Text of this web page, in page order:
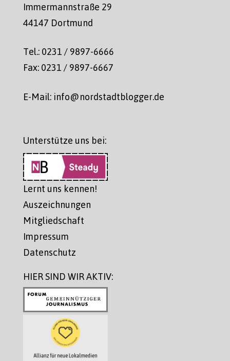
Immermannstraße 29
44147 Dortmund
Tel.: 0231 / 9897-6666
Fax: 0231 / 9897-6667
E-Mail: info@nordstadtblogger.de
Unterstütze uns bei:
Lernt uns kennen!
Auszeichnungen
Mitgliedschaft
Impressum
Datenschutz
HIER SIND WIR AKTIV: